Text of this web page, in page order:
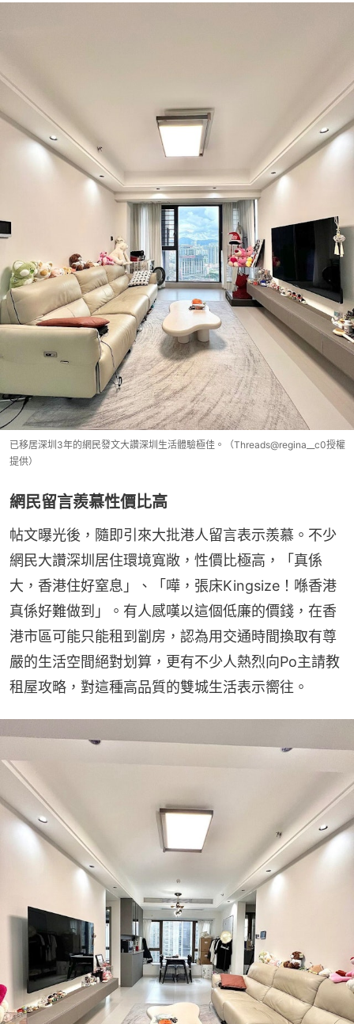
已移居深圳3年的網民發文大讚深圳生活體驗極佳。（Threads@regina__c0授權
提供）
網民留言羨慕性價比高
帖文曝光後，隨即引來大批港人留言表示羨慕。不少
網民大讚深圳居住環境寬敞，性價比極高，「真係
大，香港住好窒息」、「嘩，張床Kingsize！喺香港
真係好難做到」。有人感嘆以這個低廉的價錢，在香
港市區可能只能租到劏房，認為用交通時間換取有尊
嚴的生活空間絕對划算，更有不少人熱烈向Po主請教
租屋攻略，對這種高品質的雙城生活表示嚮往。